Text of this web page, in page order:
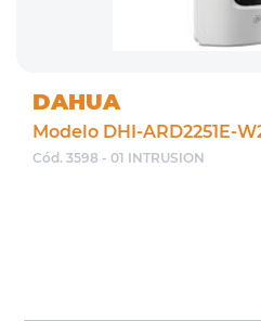
DAHUA
Modelo DHI-ARD2251E-
Cód. 3598 - 01 INTRUSION